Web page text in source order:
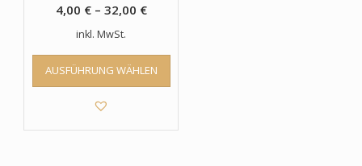
4,00 €– 32,00 €
inkl. MwSt.
AUSFÜHRUNG WÄHLEN
Dieses
weist